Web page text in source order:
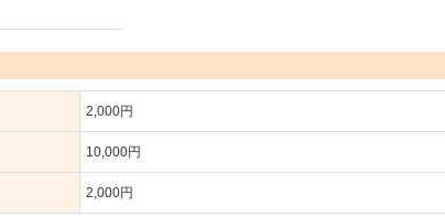
2,000円
10,000円
2,000円